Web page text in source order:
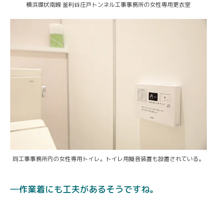
横浜環状南線 釜利谷庄戸トンネル工事事務所の女性専用更衣室
同工事事務所内の女性専用トイレ。トイレ用擬音装置も設置されている。
作業着にも工夫があるそうですね。